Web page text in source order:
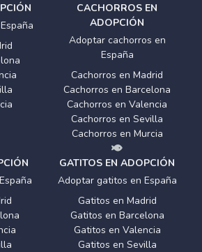
CACHORROS EN
ADOPCIÓN
Adoptar cachorros en
España
Cachorros en Madrid
Cachorros en Barcelona
Cachorros en Valencia
Cachorros en Sevilla
Cachorros en Murcia
GATITOS EN ADOPCIÓN
Adoptar gatitos en España
Gatitos en Madrid
Gatitos en Barcelona
Gatitos en Valencia
Gatitos en Sevilla